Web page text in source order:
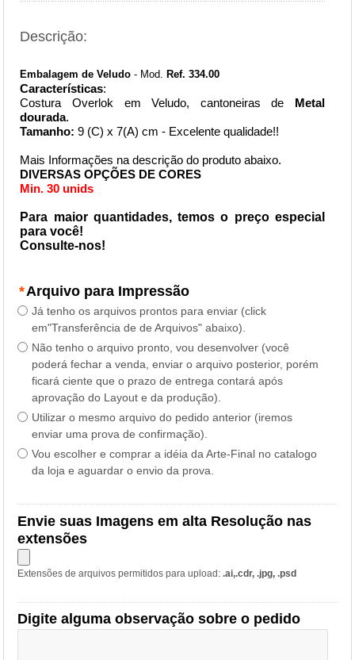
Descrição:
Embalagem de Veludo - Mod. Ref. 334.00
Características:
Costura Overlok em Veludo, cantoneiras de Metal
dourada.
Tamanho: 9 (C) x 7(A) cm - Excelente qualidade!!
Mais Informações na descrição do produto abaixo.
DIVERSAS OPÇÕES DE CORES
Min. 30 unids
Para maior quantidades, temos o preço especial
para você!
Consulte-nos!
*Arquivo para Impressão
Já tenho os arquivos prontos para enviar (click
em"Transferência de de Arquivos" abaixo).
Não tenho o arquivo pronto, vou desenvolver (você
poderá fechar a venda, enviar o arquivo posterior, porém
ficará ciente que o prazo de entrega contará após
aprovação do Layout e da produção).
Utilizar o mesmo arquivo do pedido anterior (iremos
enviar uma prova de confirmação).
Vou escolher e comprar a idéia da Arte-Final no catalogo
da loja e aguardar o envio da prova.
Envie suas Imagens em alta Resolução nas
extensões
Extensões de arquivos permitidos para upload: .ai,.cdr, .jpg, .psd
Digite alguma observação sobre o pedido